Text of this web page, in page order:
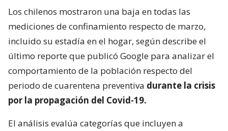
Los chilenos mostraron una baja en todas las
mediciones de confinamiento respecto de marzo,
incluido su estadía en el hogar, según describe el
último reporte que publicó Google para analizar el
comportamiento de la población respecto del
periodo de cuarentena preventiva durante la crisis
por la propagación del Covid-19.
El análisis evalúa categorías que incluyen a